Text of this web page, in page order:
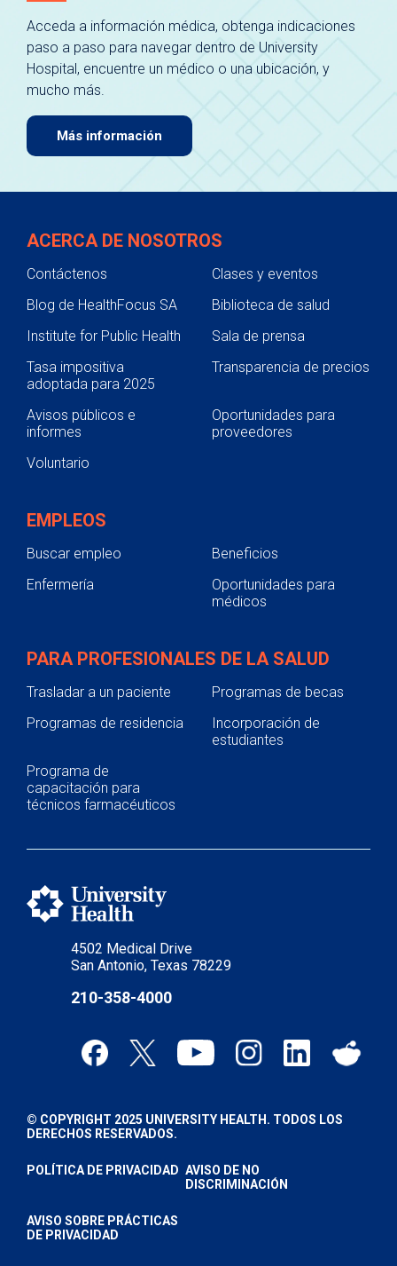
Acceda a información médica, obtenga indicaciones
paso a paso para navegar dentro de University
Hospital, encuentre un médico o una ubicación, y
mucho más.
Más información
4502 Medical Drive
San Antonio, Texas 78229
210-358-4000
ACERCA DE NOSOTROS
Contáctenos
Clases y eventos
Blog de HealthFocus SA
Biblioteca de salud
Institute for Public Health
Sala de prensa
Tasa impositiva
adoptada para 2025
Transparencia de precios
Avisos públicos e
informes
Oportunidades para
proveedores
Voluntario
EMPLEOS
Buscar empleo
Beneficios
Enfermería
Oportunidades para
médicos
PARA PROFESIONALES DE LA SALUD
Trasladar a un paciente
Programas de becas
Programas de residencia
Incorporación de
estudiantes
Programa de
capacitación para
técnicos farmacéuticos
© COPYRIGHT 2025 UNIVERSITY HEALTH. TODOS LOS
DERECHOS RESERVADOS.
POLÍTICA DE PRIVACIDAD AVISO DE NO
DISCRIMINACIÓN
AVISO SOBRE PRÁCTICAS
DE PRIVACIDAD